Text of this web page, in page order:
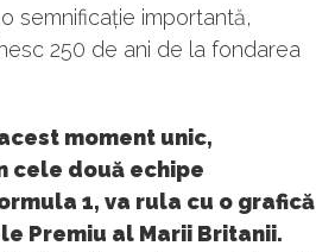
semnificație importantă,
250 de ani de la fondarea
moment unic,
cele două echipe
1, va rula cu o grafică
Premiu al Marii Britanii.